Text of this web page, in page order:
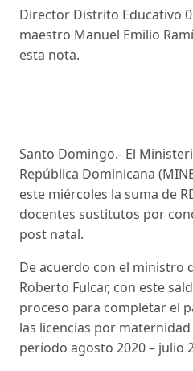
Director Distrito Educativo
maestro Manuel Emilio
esta nota.
Santo Domingo.- El
República Dominicana
este miércoles la suma de
docentes sustitutos por
post natal.
De acuerdo con el ministro
Roberto Fulcar, con este
proceso para completar el
las licencias por
período agosto 2020 – julio